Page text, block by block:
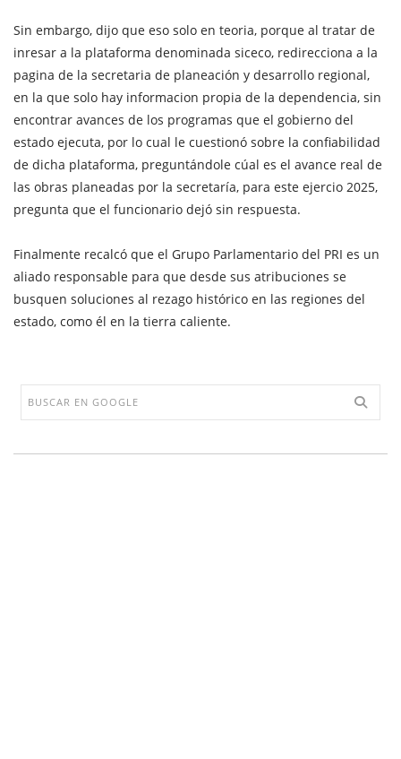
Sin embargo, dijo que eso solo en teoria, porque al tratar de
inresar a la plataforma denominada siceco, redirecciona a la
pagina de la secretaria de planeación y desarrollo regional,
en la que solo hay informacion propia de la dependencia, sin
encontrar avances de los programas que el gobierno del
estado ejecuta, por lo cual le cuestionó sobre la confiabilidad
de dicha plataforma, preguntándole cúal es el avance real de
las obras planeadas por la secretaría, para este ejercio 2025,
pregunta que el funcionario dejó sin respuesta.
Finalmente recalcó que el Grupo Parlamentario del PRI es un
aliado responsable para que desde sus atribuciones se
busquen soluciones al rezago histórico en las regiones del
estado, como él en la tierra caliente.